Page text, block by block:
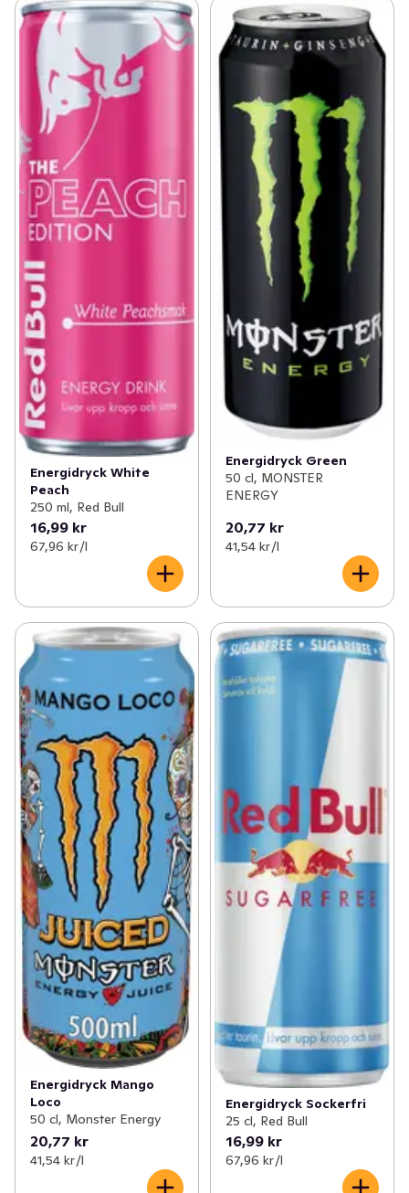
Energidryck White
Peach
250 ml, Red Bull
16,99 kr
67,96 kr /l
Energidryck Green
50 cl, MONSTER
ENERGY
20,77 kr
41,54 kr /l
Energidryck Mango
Loco
50 cl, Monster Energy
20,77 kr
41,54 kr /l
Energidryck Sockerfri
25 cl, Red Bull
16,99 kr
67,96 kr /l